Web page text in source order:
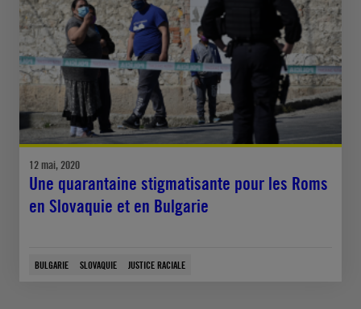
12 mai, 2020
Une quarantaine stigmatisante pour les Roms
en Slovaquie et en Bulgarie
BULGARIE SLOVAQUIE JUSTICE RACIALE